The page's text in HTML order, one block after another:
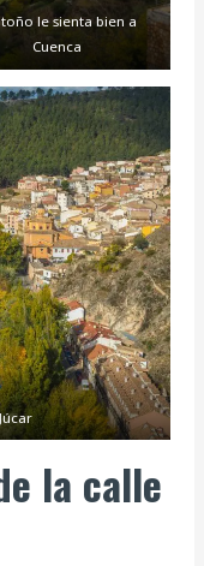
le sienta bien a
Cuenca
la calle